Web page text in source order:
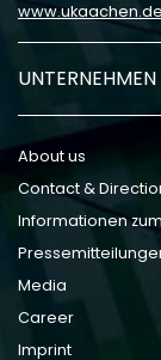
www.ukaachen.de
UNTERNEHMEN
About us
Contact &
Informationen
Media
Career
Imprint